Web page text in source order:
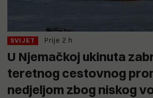
SVIJET Prije 2 h
U Njemačkoj ukinuta
teretnog cestovnog
nedjeljom zbog niskog